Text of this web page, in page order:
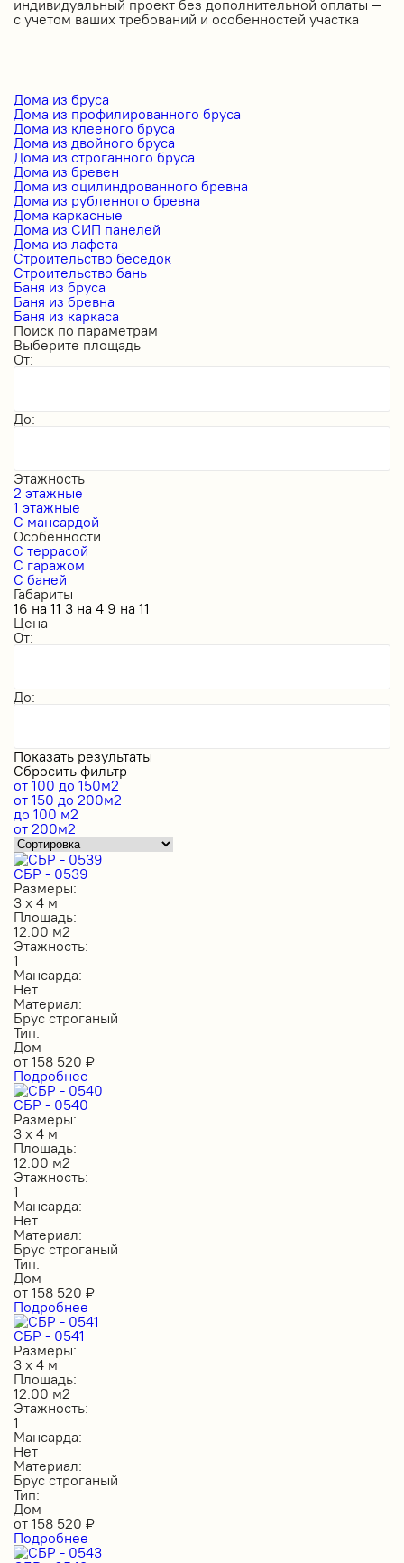
индивидуальный проект без дополнительной оплаты —
с учетом ваших требований и особенностей участка
Дома из бруса
Дома из профилированного бруса
Дома из клееного бруса
Дома из двойного бруса
Дома из строганного бруса
Дома из бревен
Дома из оцилиндрованного бревна
Дома из рубленного бревна
Дома каркасные
Дома из СИП панелей
Дома из лафета
Строительство беседок
Строительство бань
Баня из бруса
Баня из бревна
Баня из каркаса
Поиск по параметрам
Выберите площадь
От:
До:
Этажность
2 этажные
1 этажные
С мансардой
Особенности
С террасой
С гаражом
С баней
Габариты
16 на 11 3 на 4 9 на 11
Цена
От:
До:
Показать результаты
Сбросить фильтр
от 100 до 150м2
от 150 до 200м2
до 100 м2
от 200м2
СБР - 0539
Размеры:
3 х 4 м
Площадь:
12.00 м2
Этажность:
1
Мансарда:
Нет
Материал:
Брус строганый
Тип:
Дом
от 158 520 ₽
Подробнее
СБР - 0540
Размеры:
3 х 4 м
Площадь:
12.00 м2
Этажность:
1
Мансарда:
Нет
Материал:
Брус строганый
Тип:
Дом
от 158 520 ₽
Подробнее
СБР - 0541
Размеры:
3 х 4 м
Площадь:
12.00 м2
Этажность:
1
Мансарда:
Нет
Материал:
Брус строганый
Тип:
Дом
от 158 520 ₽
Подробнее